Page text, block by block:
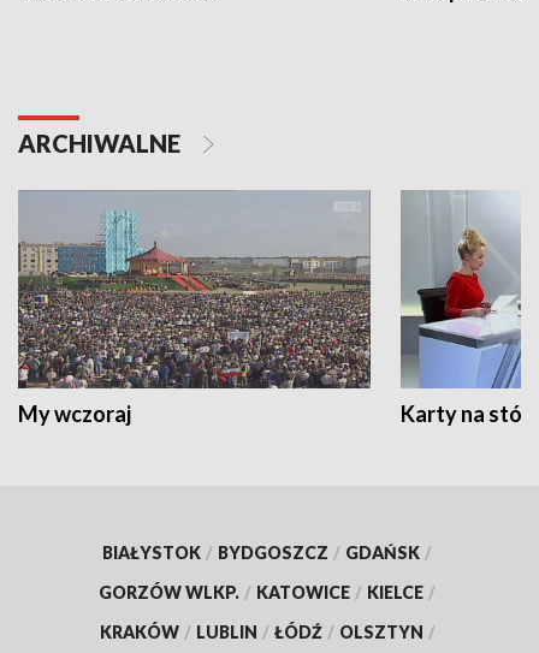
ARCHIWALNE
My wczoraj Karty na
BIAŁYSTOK / BYDGOSZCZ / GDAŃSK /
GORZÓW WLKP. / KATOWICE / KIELCE /
KRAKÓW / LUBLIN / ŁÓDŹ / OLSZTYN /